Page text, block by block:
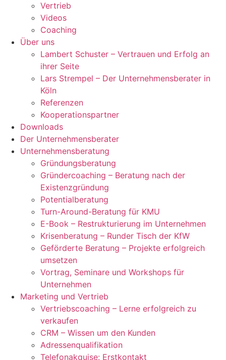
Vertrieb
Videos
Coaching
Über uns
Lambert Schuster – Vertrauen und Erfolg an
ihrer Seite
Lars Strempel – Der Unternehmensberater in
Köln
Referenzen
Kooperationspartner
Downloads
Der Unternehmensberater
Unternehmensberatung
Gründungsberatung
Gründercoaching – Beratung nach der
Existenzgründung
Potentialberatung
Turn-Around-Beratung für KMU
E-Book – Restrukturierung im Unternehmen
Krisenberatung – Runder Tisch der KfW
Geförderte Beratung – Projekte erfolgreich
umsetzen
Vortrag, Seminare und Workshops für
Unternehmen
Marketing und Vertrieb
Vertriebscoaching – Lerne erfolgreich zu
verkaufen
CRM – Wissen um den Kunden
Adressenqualifikation
Telefonakquise: Erstkontakt